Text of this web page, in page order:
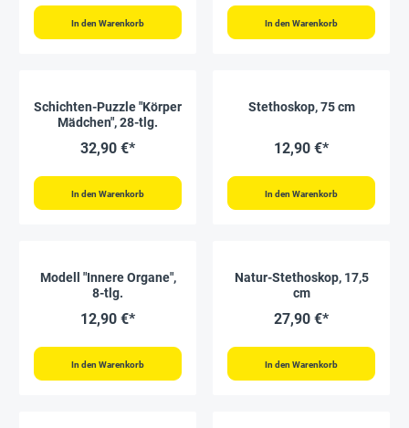
In den Warenkorb In den Warenkorb
Schichten-Puzzle "Körper
Mädchen", 28-tlg.
32,90 €*
In den Warenkorb
Stethoskop, 75 cm
12,90 €*
In den Warenkorb
Modell "Innere Organe",
8-tlg.
12,90 €*
In den Warenkorb
Natur-Stethoskop, 17,5
cm
27,90 €*
In den Warenkorb